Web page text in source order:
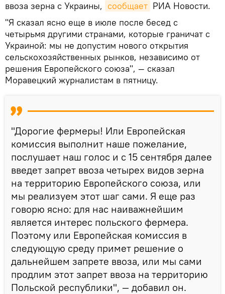
ввоза зерна с Украины, сообщает РИА Новости.
"Я сказал ясно еще в июле после бесед с
четырьмя другими странами, которые граничат с
Украиной: мы не допустим нового открытия
сельскохозяйственных рынков, независимо от
решения Европейского союза", — сказал
Моравецкий журналистам в пятницу.
"Дорогие фермеры! Или Европейская
комиссия выполнит наше пожелание,
послушает наш голос и с 15 сентября далее
введет запрет ввоза четырех видов зерна
на территорию Европейского союза, или
мы реализуем этот шаг сами. Я еще раз
говорю ясно: для нас наиважнейшим
является интерес польского фермера.
Поэтому или Европейская комиссия в
следующую среду примет решение о
дальнейшем запрете ввоза, или мы сами
продлим этот запрет ввоза на территорию
Польской республики", — добавил он.